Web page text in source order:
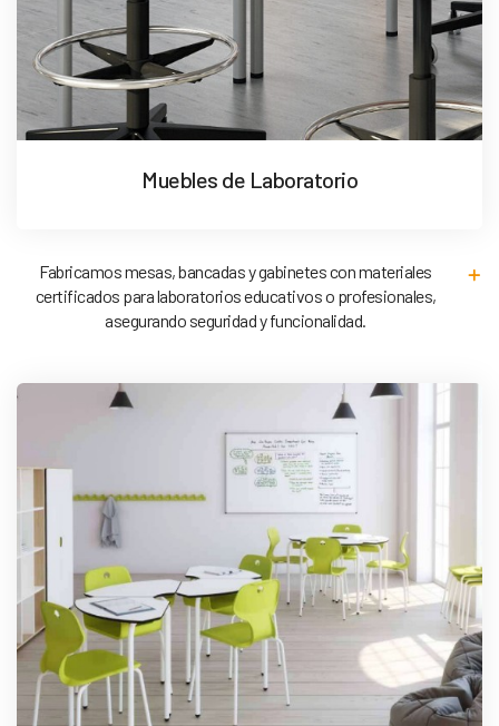
Muebles de Laboratorio
Fabricamos mesas, bancadas y gabinetes con materiales
certificados para laboratorios educativos o profesionales,
asegurando seguridad y funcionalidad.